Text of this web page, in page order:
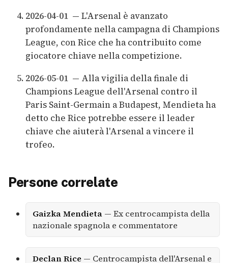
2026-04-01 — L'Arsenal è avanzato
profondamente nella campagna di Champions
League, con Rice che ha contribuito come
giocatore chiave nella competizione.
2026-05-01 — Alla vigilia della finale di
Champions League dell'Arsenal contro il
Paris Saint-Germain a Budapest, Mendieta ha
detto che Rice potrebbe essere il leader
chiave che aiuterà l'Arsenal a vincere il
trofeo.
Persone correlate
Gaizka Mendieta— Ex centrocampista della
nazionale spagnola e commentatore
Declan Rice— Centrocampista dell'Arsenal e